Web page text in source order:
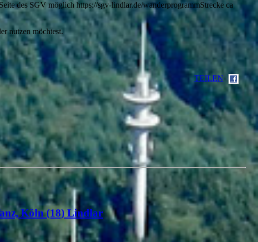
des SGV möglich https://sgv-lindlar.de/wanderprogrammStrecke ca
nutzen möchtest.
TEILEN
Köln (18) Lindlar